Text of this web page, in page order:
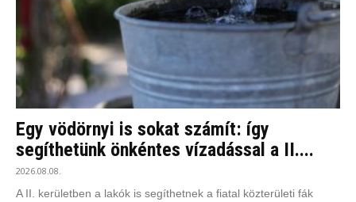
Egy vödörnyi is sokat számít: így
segíthetünk önkéntes vízadással a II....
2026.08.08.
A II. kerületben a lakók is segíthetnek a fiatal közterületi fák